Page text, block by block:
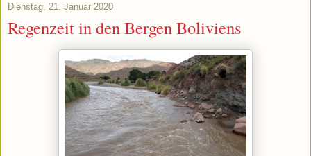
Dienstag, 21. Januar 2020
Regenzeit in den Bergen Boliviens